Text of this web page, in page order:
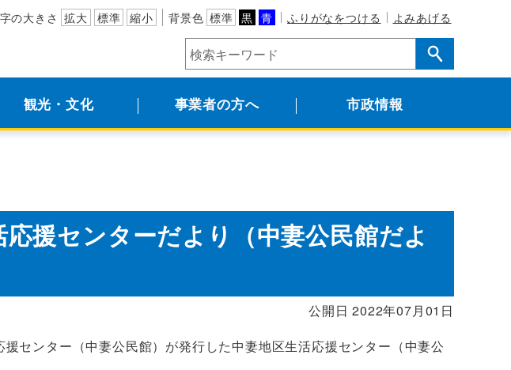
の大きさ 拡大 標準 縮小 背景色 標準 黒 青 ふりがなをつける よみあげる
観光・文化 事業者の方へ 市政情報
援センターだより（中妻公民館だよ
公開日 2022年07月01日
援センター（中妻公民館）が発行した中妻地区生活応援センター（中妻公